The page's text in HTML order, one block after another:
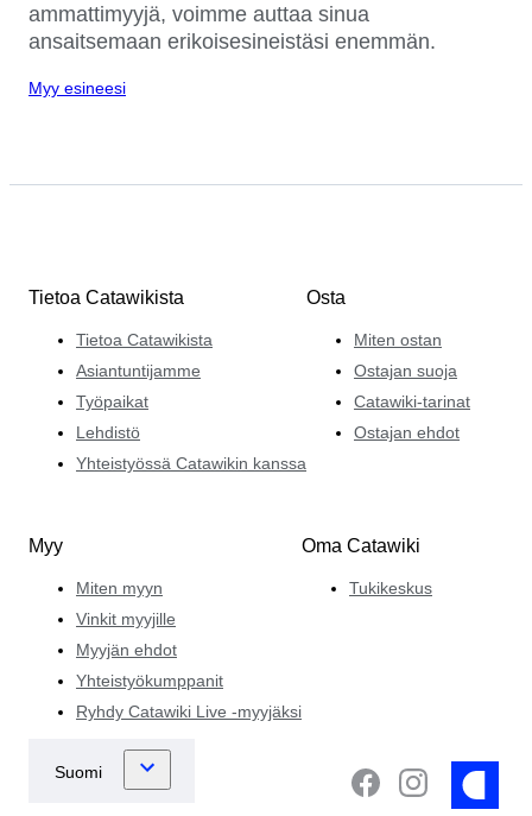
ammattimyyjä, voimme auttaa sinua
ansaitsemaan erikoisesineistäsi enemmän.
Myy esineesi
Tietoa Catawikista
Tietoa Catawikista
Asiantuntijamme
Työpaikat
Lehdistö
Yhteistyössä Catawikin kanssa
Osta
Miten ostan
Ostajan suoja
Catawiki-tarinat
Ostajan ehdot
Myy
Miten myyn
Vinkit myyjille
Myyjän ehdot
Yhteistyökumppanit
Ryhdy Catawiki Live -myyjäksi
Oma Catawiki
Tukikeskus